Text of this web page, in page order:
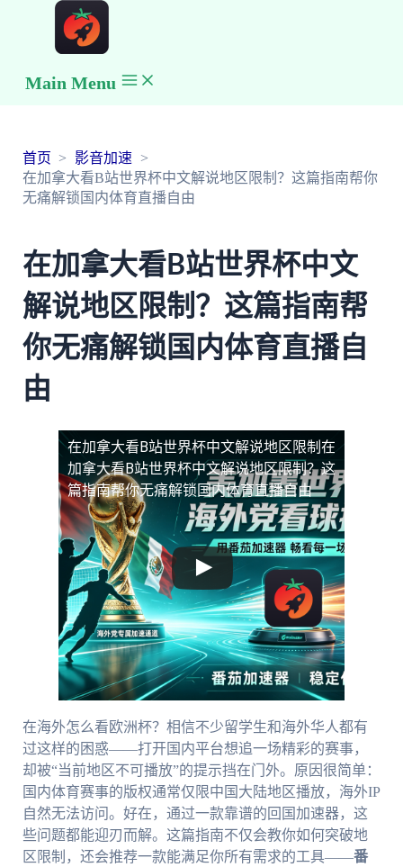
Main Menu
首页
影音加速
在加拿大看B站世界杯中文解说地区限制？这篇指南帮你
无痛解锁国内体育直播自由
在加拿大看B站世界杯中文
解说地区限制？这篇指南帮
你无痛解锁国内体育直播自
由
在加拿大看B站世界杯中文解说地区限制 在
加拿大看B站世界杯中文解说地区限制？这
篇指南帮你无痛解锁国内体育直播自由
在海外怎么看欧洲杯？相信不少留学生和海外华人都有
过这样的困惑——打开国内平台想追一场精彩的赛事，
却被“当前地区不可播放”的提示挡在门外。原因很简单：
国内体育赛事的版权通常仅限中国大陆地区播放，海外IP
自然无法访问。好在，通过一款靠谱的回国加速器，这
些问题都能迎刃而解。这篇指南不仅会教你如何突破地
区限制，还会推荐一款能满足你所有需求的工具——番